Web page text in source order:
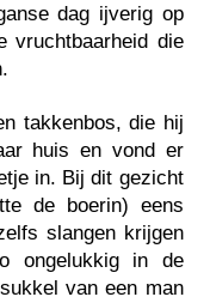
dag ijverig op
vruchtbaarheid die
takkenbos, die hij
huis en vond er
in. Bij dit gezicht
de boerin) eens
slangen krijgen
ongelukkig in de
van een man